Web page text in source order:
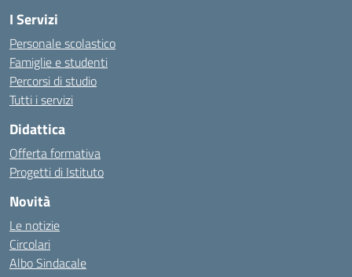
I Servizi
Personale scolastico
Famiglie e studenti
Percorsi di studio
Tutti i servizi
Didattica
Offerta formativa
Progetti di Istituto
Novità
Le notizie
Circolari
Albo Sindacale